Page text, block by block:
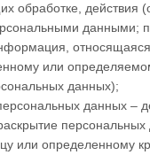
обработке, действия
данными;
или
данных);
данных –
персональных
или определенному